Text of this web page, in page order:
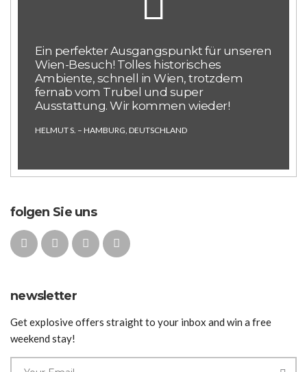
Ein perfekter Ausgangspunkt für unseren
Wien-Besuch! Tolles historisches
Ambiente, schnell in Wien, trotzdem
fernab vom Trubel und super
Ausstattung. Wir kommen wieder!
HELMUT S. – HAMBURG, DEUTSCHLAND
folgen Sie uns
newsletter
Get explosive offers straight to your inbox and win a free
weekend stay!